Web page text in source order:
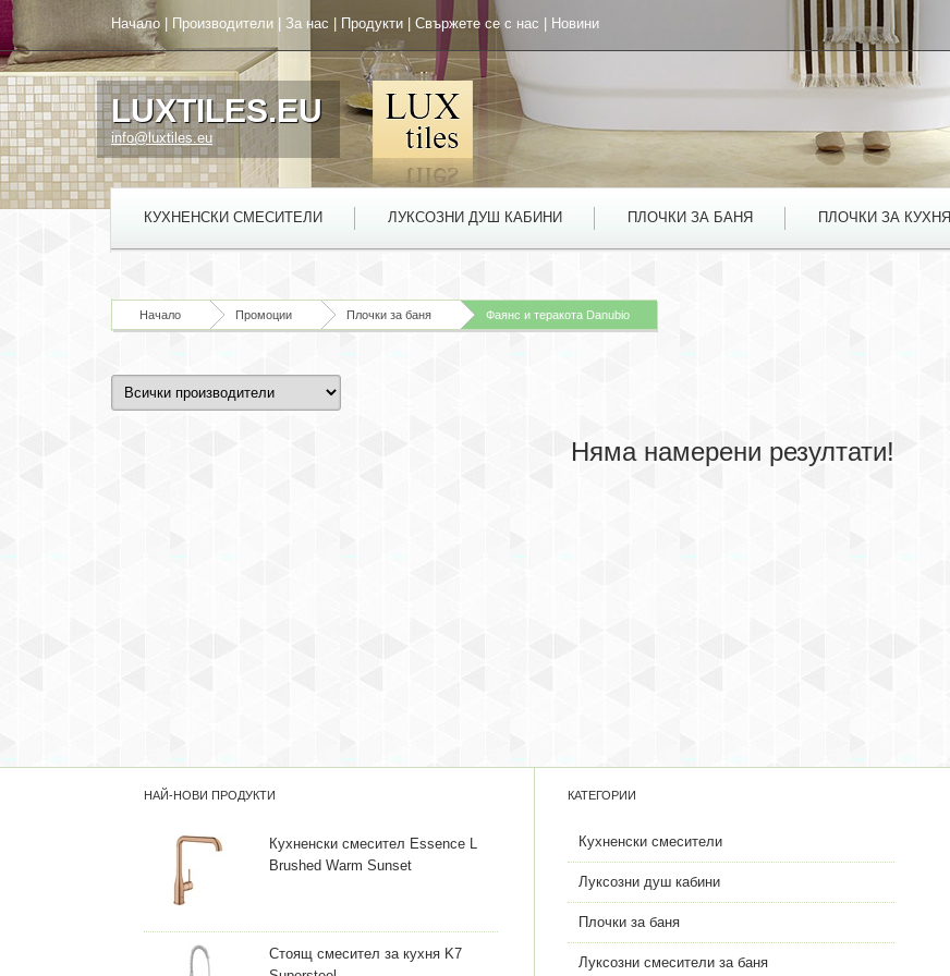
Начало Производители За нас Продукти Свържете се с нас Новини
LUXTILES.EU
info@luxtiles.eu
КУХНЕНСКИ СМЕСИТЕЛИ ЛУКСОЗНИ ДУШ КАБИНИ ПЛОЧКИ ЗА БАНЯ ПЛОЧКИ ЗА КУХНЯ
Начало Промоции Плочки за баня Фаянс и теракота Danubio
Няма намерени резултати!
НАЙ-НОВИ ПРОДУКТИ
Кухненски смесител Essence L
Brushed Warm Sunset
Стоящ смесител за кухня K7
КАТЕГОРИИ
Кухненски смесители
Луксозни душ кабини
Плочки за баня
Луксозни смесители за баня